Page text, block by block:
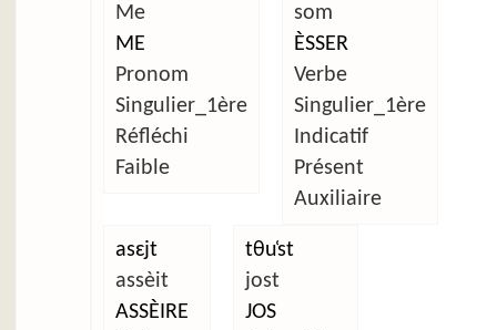
Me
ME
Pronom
Singulier_1ère
Réfléchi
Faible
som
ÈSSER
Verbe
Singulier_1ère
Indicatif
Présent
Auxiliaire
asɛjt
assèit
ASSÈIRE
tθu̜st
jost
JOS